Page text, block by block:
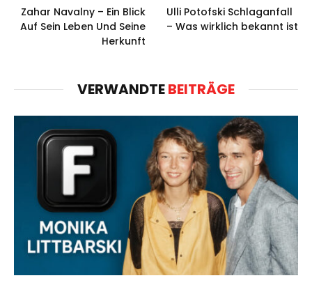
Zahar Navalny – Ein Blick
Auf Sein Leben Und Seine
Herkunft
Ulli Potofski Schlaganfall
– Was wirklich bekannt ist
VERWANDTEBEITRÄGE